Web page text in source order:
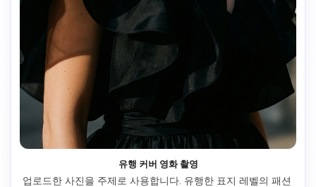
유행 커버 영화 촬영
업로드한 사진을 주제로 사용합니다. 유행한 표지 레벨의 패션